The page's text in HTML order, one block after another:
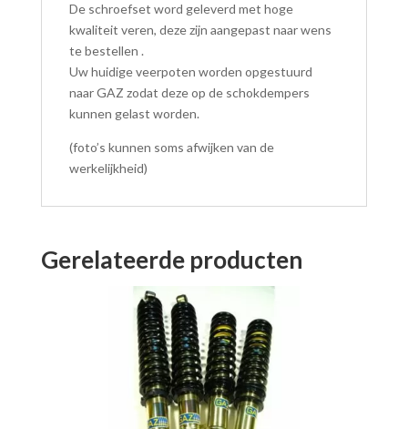
De schroefset word geleverd met hoge
kwaliteit veren, deze zijn aangepast naar wens
te bestellen .
Uw huidige veerpoten worden opgestuurd
naar GAZ zodat deze op de schokdempers
kunnen gelast worden.
(foto’s kunnen soms afwijken van de
werkelijkheid)
Gerelateerde producten